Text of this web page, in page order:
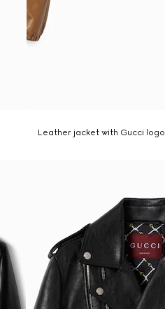
Leather jacket with Gucci logo